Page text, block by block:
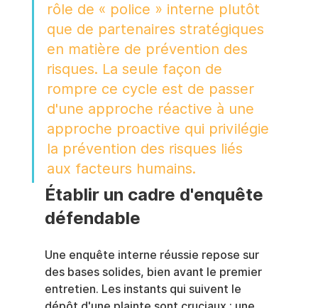
rôle de « police » interne plutôt
que de partenaires stratégiques
en matière de prévention des
risques. La seule façon de
rompre ce cycle est de passer
d'une approche réactive à une
approche proactive qui privilégie
la prévention des risques liés
aux facteurs humains.
Établir un cadre d'enquête
défendable
Une enquête interne réussie repose sur
des bases solides, bien avant le premier
entretien. Les instants qui suivent le